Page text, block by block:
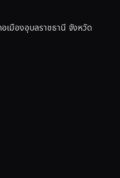
เมืองอุบลราชธานี จังหวัด